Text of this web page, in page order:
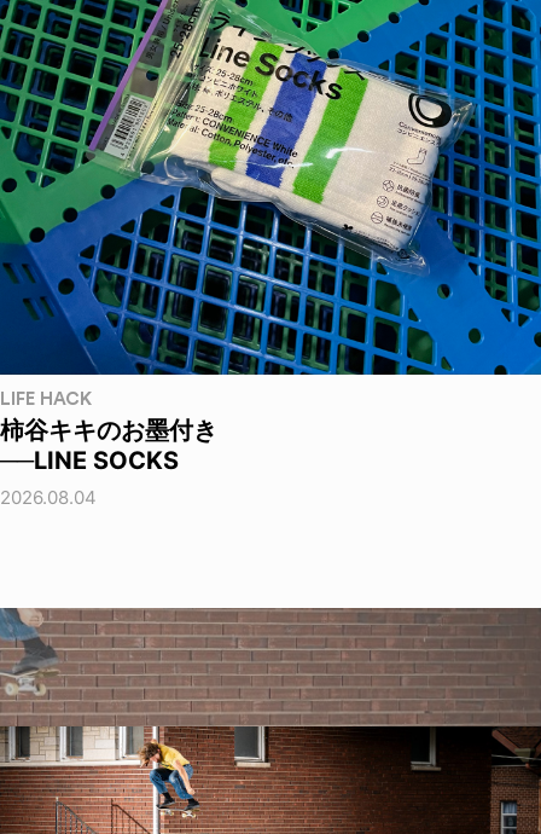
LIFE HACK
柿谷キキのお墨付き
──LINE SOCKS
2026.08.04